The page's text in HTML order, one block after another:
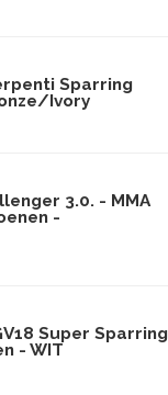
Sparring
Ivory
3.0. - MMA
-
Super Sparring
- WIT